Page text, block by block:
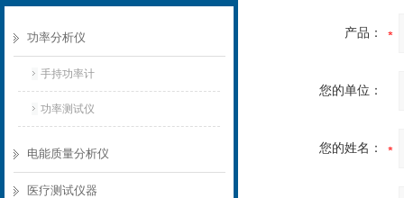
功率分析仪
手持功率计
功率测试仪
电能质量分析仪
医疗测试仪器
产品：
您的单位：
您的姓名：